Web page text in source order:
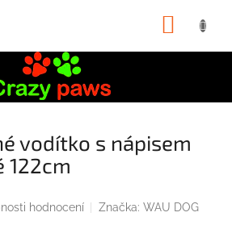
vodítko s nápisem
122cm
hodnocení Značka: WAU DOG